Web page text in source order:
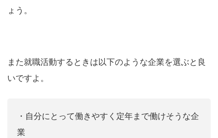
ょう。
また就職活動するときは以下のような企業を選ぶと良
いですよ。
・自分にとって働きやすく定年まで働けそうな企
業